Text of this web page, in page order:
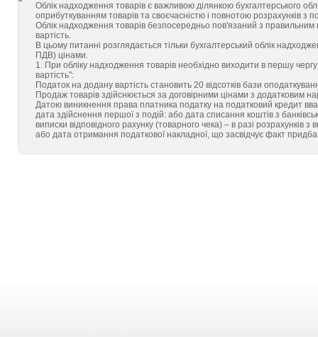
Облік надходження товарів є важливою ділянкою бухгалтерського
оприбуткуванням товарів та своєчасністю і повнотою розрахунків з
Облік надходження товарів безпосередньо пов'язаний з
вартість.
В цьому питанні розглядається тільки бухгалтерський облік
ПДВ) цінами.
1. При обліку надходження товарів необхідно виходити в першу
вартість":
Податок на додану вартість становить 20 відсотків бази
Продаж товарів здійснюється за договірними цінами з додатковим
Датою виникнення права платника податку на податковий кредит
дата здійснення першої з подій: або дата списання коштів з
виписки відповідного рахунку (товарного чека) – в разі розрахунків
або дата отримання податкової накладної, що засвідчує факт